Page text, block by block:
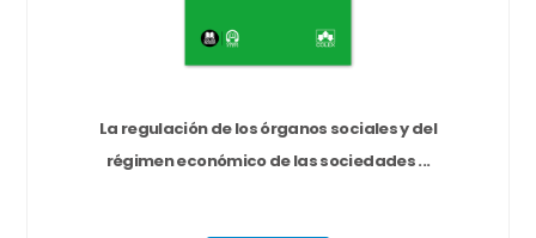
La regulación de los órganos sociales y del
régimen económico de las sociedades ...